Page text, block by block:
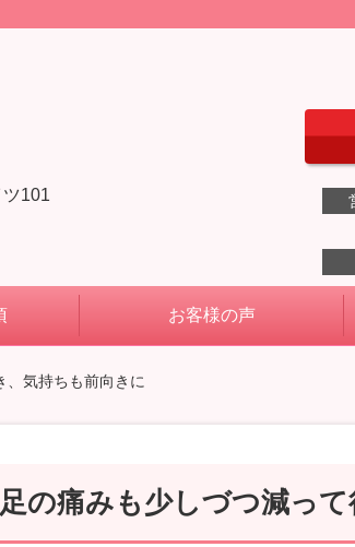
101
お客様の声
気持ちも前向きに
の痛みも少しづつ減っ